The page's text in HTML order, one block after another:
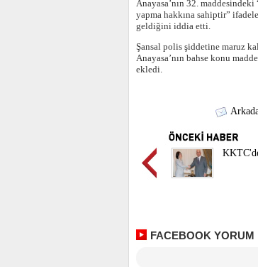
Anayasa’nın 32.
yapma hakkına sahiptir”
geldiğini iddia etti.
Şansal polis şiddetine maruz
Anayasa’nın bahse konu
ekledi.
FACEBOOK YORUM